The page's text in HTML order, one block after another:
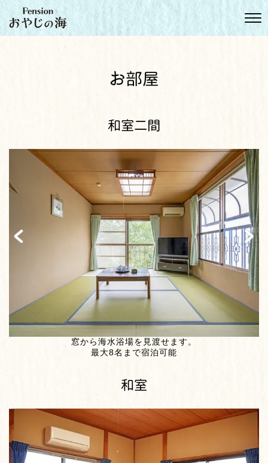
お部屋
和室二間
窓から海水浴場を見渡せます。
最大8名まで宿泊可能
和室